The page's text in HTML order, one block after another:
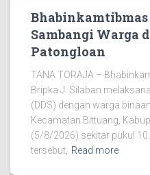
Sambangi Warga
Patongloan
TANA TORAJA –
Bripka J. Silaban
(DDS) dengan warga
Kecamatan Bittuang,
(5/8/2026) sekitar pukul
tersebut, Read more